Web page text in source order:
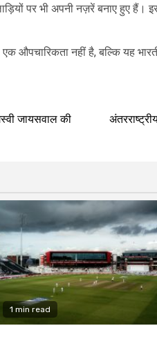
पर भी अपनी नज़रें बनाए हुए हैं।
औपचारिकता नहीं है, बल्कि यह
जायसवाल की
1 min read